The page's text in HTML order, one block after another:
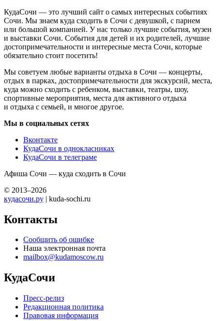
КудаСочи — это лучший сайт о самых интересных событиях
Сочи. Мы знаем куда сходить в Сочи с девушкой, с парнем
или большой компанией. У нас только лучшие события, музеи
и выставки Сочи. События для детей и их родителей, лучшие
достопримечательности и интересные места Сочи, которые
обязательно стоит посетить!
Мы советуем любые варианты отдыха в Сочи — концерты,
отдых в парках, достопримечательности для экскурсий, места,
куда можно сходить с ребенком, выставки, театры, шоу,
спортивные мероприятия, места для активного отдыха
и отдыха с семьей, и многое другое.
Мы в социальных сетях
Вконтакте
КудаСочи в однокласниках
КудаСочи в телеграме
Афиша Сочи — куда сходить в Сочи
© 2013–2026
кудасочи.ру | kuda-sochi.ru
Контакты
Сообщить об ошибке
Наша электронная почта
mailbox@kudamoscow.ru
КудаСочи
Пресс-релиз
Редакционная политика
Правовая информация